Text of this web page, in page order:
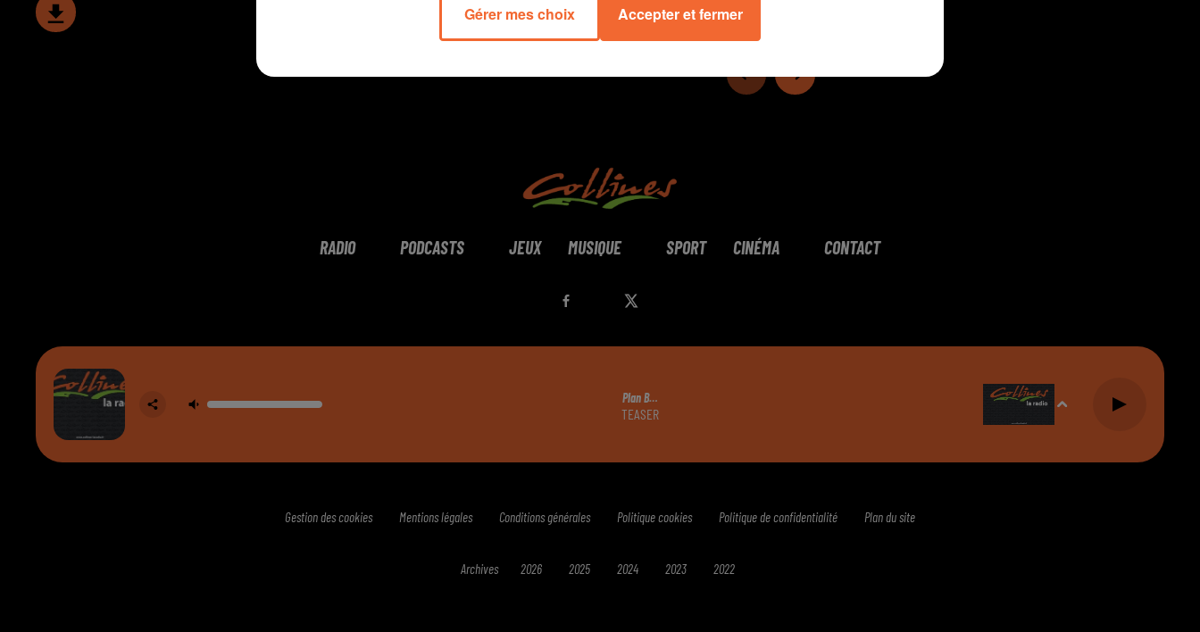
RADIO PODCASTS JEUX MUSIQUE SPORT CINÉMA CONTACT
Plan B…
TEASER
Gestion des cookies Mentions légales Conditions générales Politique cookies Politique de confidentialité Plan du site
Archives 2026 2025 2024 2023 2022
Gérer mes choix Accepter et fermer